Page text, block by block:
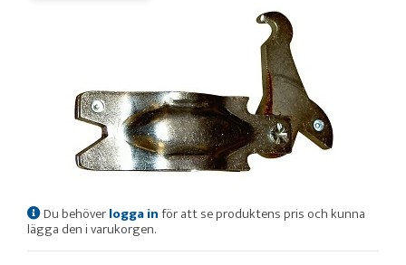
Du behöverlogga inför att se produktens pris och kunna
lägga den i varukorgen.